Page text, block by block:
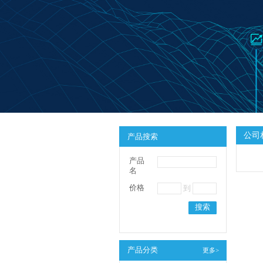
产品搜索
产品
名
价格 到
搜索
产品分类 更多>
公司